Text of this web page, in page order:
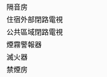
隔音房
住宿外部閉路電視
公共區域閉路電視
煙霧警報器
滅火器
禁煙房